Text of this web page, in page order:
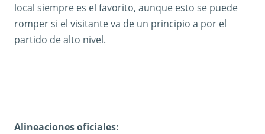
local siempre es el favorito, aunque esto se puede
romper si el visitante va de un principio a por el
partido de alto nivel.
Alineaciones oficiales: